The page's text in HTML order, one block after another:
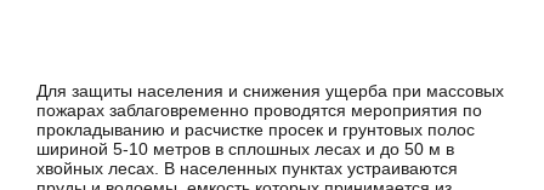
Для защиты населения и снижения ущерба при массовых
пожарах заблаговременно проводятся мероприятия по
прокладыванию и расчистке просек и грунтовых полос
шириной 5-10 метров в сплошных лесах и до 50 м в
хвойных лесах. В населенных пунктах устраиваются